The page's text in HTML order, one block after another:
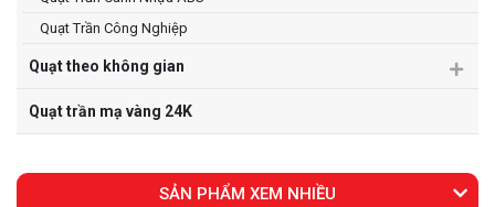
Quạt Trần Công Nghiệp
Quạt theo không gian
Quạt trần mạ vàng 24K
SẢN PHẨM XEM NHIỀU